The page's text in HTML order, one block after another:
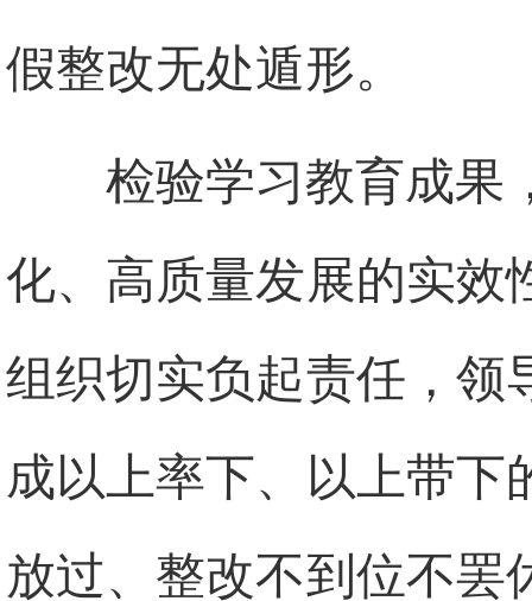
假整改无处遁形。
检验学习教育成果
化、高质量发展的实效
组织切实负起责任，领
成以上率下、以上带下
放过、整改不到位不罢